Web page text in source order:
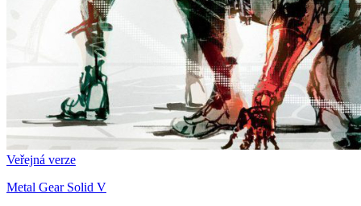
Veřejná verze
Metal Gear Solid V